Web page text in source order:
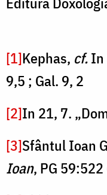
[1]Kephas, cf.In
9,5 ; Gal. 9, 2
[2]In 21, 7.
[3]Sfântul Ioan
Ioan, PG